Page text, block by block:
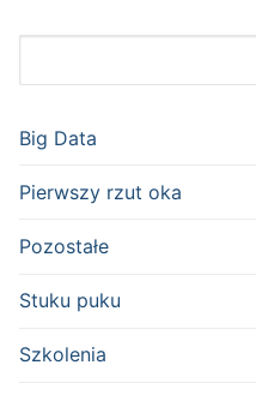
Big Data
Pierwszy rzut oka
Pozostałe
Stuku puku
Szkolenia